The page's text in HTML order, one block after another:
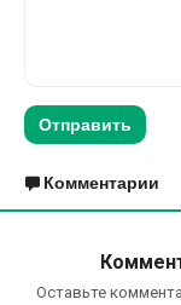
Отправить
Комментарии
Оставьте